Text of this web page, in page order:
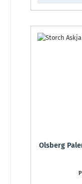
Olsberg